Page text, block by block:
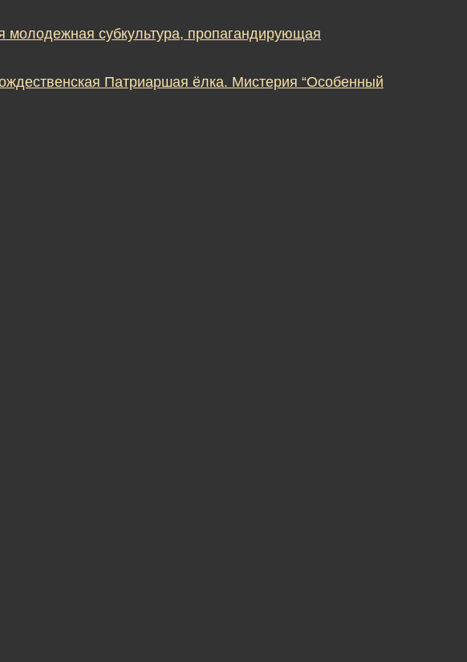
молодежная субкультура, пропагандирующая
Патриаршая ёлка. Мистерия “Особенный